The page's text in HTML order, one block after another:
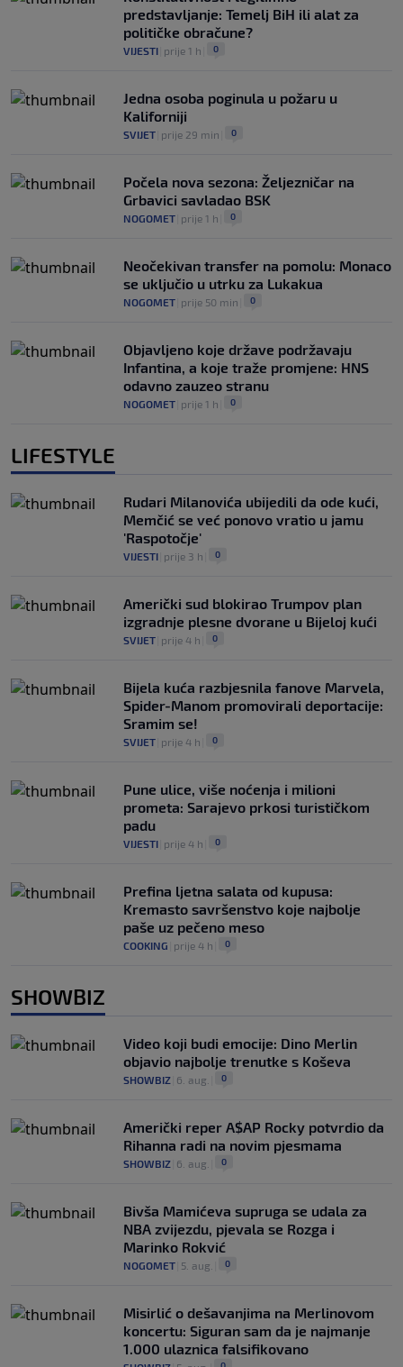
predstavljanje: Temelj BiH ili alat za
političke obračune?
VIJESTI prije 1 h 0
Jedna osoba poginula u požaru u
Kaliforniji
SVIJET prije 29 min 0
Počela nova sezona: Željezničar na
Grbavici savladao BSK
NOGOMET prije 1 h 0
Neočekivan transfer na pomolu: Monaco
se uključio u utrku za Lukakua
NOGOMET prije 50 min 0
Objavljeno koje države podržavaju
Infantina, a koje traže promjene: HNS
odavno zauzeo stranu
NOGOMET prije 1 h 0
LIFESTYLE
Rudari Milanovića ubijedili da ode kući,
Memčić se već ponovo vratio u jamu
'Raspotočje'
VIJESTI prije 3 h 0
Američki sud blokirao Trumpov plan
izgradnje plesne dvorane u Bijeloj kući
SVIJET prije 4 h 0
Bijela kuća razbjesnila fanove Marvela,
Spider-Manom promovirali deportacije:
Sramim se!
SVIJET prije 4 h 0
Pune ulice, više noćenja i milioni
prometa: Sarajevo prkosi turističkom
padu
VIJESTI prije 4 h 0
Prefina ljetna salata od kupusa:
Kremasto savršenstvo koje najbolje
paše uz pečeno meso
COOKING prije 4 h 0
SHOWBIZ
Video koji budi emocije: Dino Merlin
objavio najbolje trenutke s Koševa
SHOWBIZ 6. aug. 0
Američki reper A$AP Rocky potvrdio da
Rihanna radi na novim pjesmama
SHOWBIZ 6. aug. 0
Bivša Mamićeva supruga se udala za
NBA zvijezdu, pjevala se Rozga i
Marinko Rokvić
NOGOMET 5. aug. 0
Misirlić o dešavanjima na Merlinovom
koncertu: Siguran sam da je najmanje
1.000 ulaznica falsifikovano